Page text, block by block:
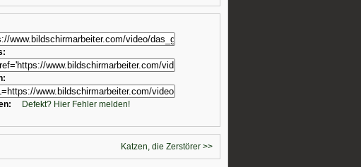
Defekt? Hier Fehler melden!
Katzen, die Zerstörer >>